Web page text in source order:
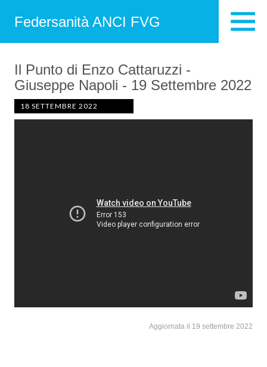
Federsanità ANCI FVG
Il Punto di Enzo Cattaruzzi -
Giuseppe Napoli - 19 Settembre 2022
18 SETTEMBRE 2022
Aggiornata il 19 settembre 2022